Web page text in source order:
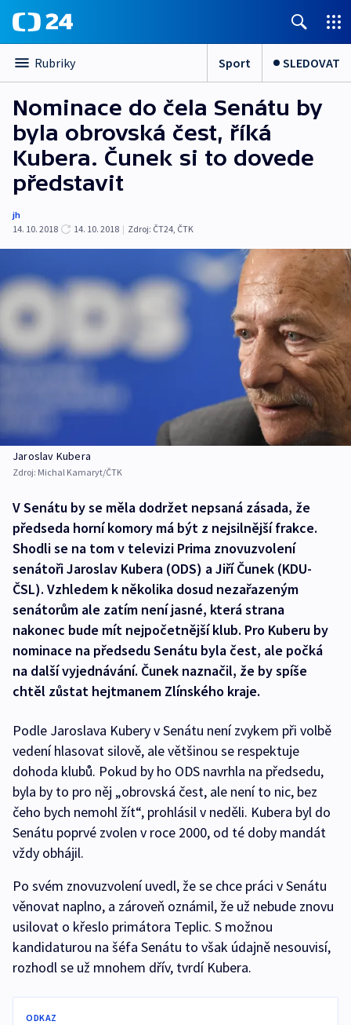
Rubriky Sport SLEDOVAT
Nominace do čela Senátu by
byla obrovská čest, říká
Kubera. Čunek si to dovede
představit
jh
14. 10. 2018
14. 10. 2018 | Zdroj: ČT24, ČTK
Jaroslav Kubera
Zdroj: Michal Kamaryt/ČTK
V Senátu by se měla dodržet nepsaná zásada, že
předseda horní komory má být z nejsilnější frakce.
Shodli se na tom v televizi Prima znovuzvolení
senátoři Jaroslav Kubera (ODS) a Jiří Čunek (KDU-
ČSL). Vzhledem k několika dosud nezařazeným
senátorům ale zatím není jasné, která strana
nakonec bude mít nejpočetnější klub. Pro Kuberu by
nominace na předsedu Senátu byla čest, ale počká
na další vyjednávání. Čunek naznačil, že by spíše
chtěl zůstat hejtmanem Zlínského kraje.
Podle Jaroslava Kubery v Senátu není zvykem při volbě
vedení hlasovat silově, ale většinou se respektuje
dohoda klubů. Pokud by ho ODS navrhla na předsedu,
byla by to pro něj „obrovská čest, ale není to nic, bez
čeho bych nemohl žít“, prohlásil v neděli. Kubera byl do
Senátu poprvé zvolen v roce 2000, od té doby mandát
vždy obhájil.
Po svém znovuzvolení uvedl, že se chce práci v Senátu
věnovat naplno, a zároveň oznámil, že už nebude znovu
usilovat o křeslo primátora Teplic. S možnou
kandidaturou na šéfa Senátu to však údajně nesouvisí,
rozhodl se už mnohem dřív, tvrdí Kubera.
ODKAZ